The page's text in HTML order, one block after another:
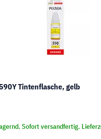
Tintenflasche, gelb
Sofort versandfertig.